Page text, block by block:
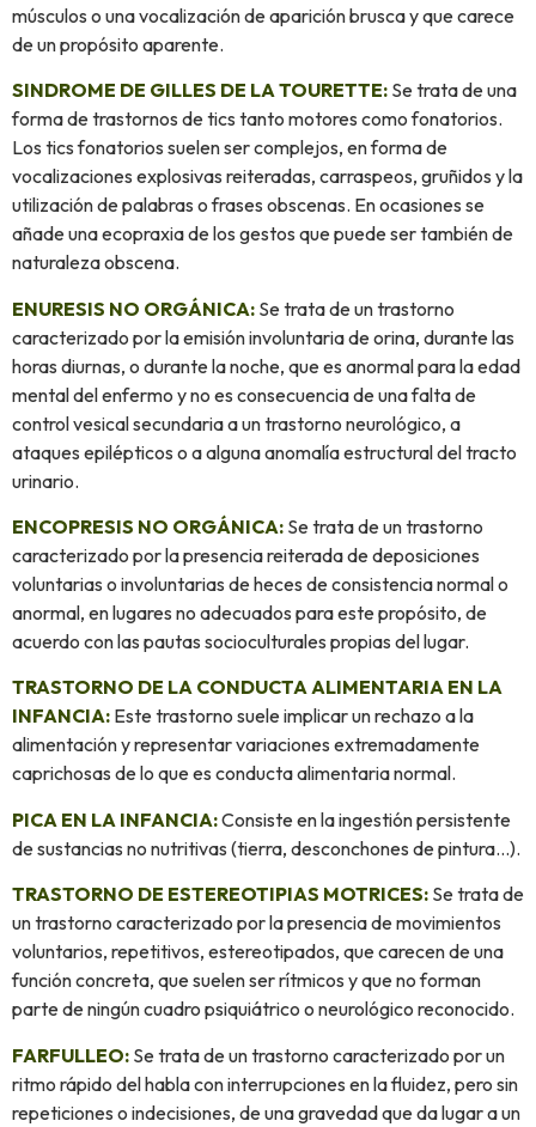
músculos o una vocalización de aparición brusca y que carece
de un propósito aparente.
SINDROME DE GILLES DE LA TOURETTE: Se trata de una
forma de trastornos de tics tanto motores como fonatorios.
Los tics fonatorios suelen ser complejos, en forma de
vocalizaciones explosivas reiteradas, carraspeos, gruñidos y la
utilización de palabras o frases obscenas. En ocasiones se
añade una ecopraxia de los gestos que puede ser también de
naturaleza obscena.
ENURESIS NO ORGÁNICA: Se trata de un trastorno
caracterizado por la emisión involuntaria de orina, durante las
horas diurnas, o durante la noche, que es anormal para la edad
mental del enfermo y no es consecuencia de una falta de
control vesical secundaria a un trastorno neurológico, a
ataques epilépticos o a alguna anomalía estructural del tracto
urinario.
ENCOPRESIS NO ORGÁNICA: Se trata de un trastorno
caracterizado por la presencia reiterada de deposiciones
voluntarias o involuntarias de heces de consistencia normal o
anormal, en lugares no adecuados para este propósito, de
acuerdo con las pautas socioculturales propias del lugar.
TRASTORNO DE LA CONDUCTA ALIMENTARIA EN LA
INFANCIA: Este trastorno suele implicar un rechazo a la
alimentación y representar variaciones extremadamente
caprichosas de lo que es conducta alimentaria normal.
PICA EN LA INFANCIA:Consiste en la ingestión persistente
de sustancias no nutritivas (tierra, desconchones de pintura…).
TRASTORNO DE ESTEREOTIPIAS MOTRICES: Se trata de
un trastorno caracterizado por la presencia de movimientos
voluntarios, repetitivos, estereotipados, que carecen de una
función concreta, que suelen ser rítmicos y que no forman
parte de ningún cuadro psiquiátrico o neurológico reconocido.
FARFULLEO: Se trata de un trastorno caracterizado por un
ritmo rápido del habla con interrupciones en la fluidez, pero sin
repeticiones o indecisiones, de una gravedad que da lugar a un